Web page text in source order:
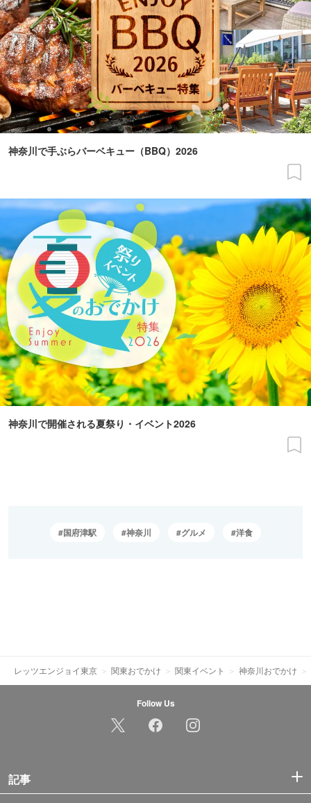
神奈川で手ぶらバーベキュー（BBQ）2026
神奈川で開催される夏祭り・イベント2026
国府津駅 神奈川 グルメ 洋食
レッツエンジョイ東京 関東おでかけ 関東イベント 神奈川おでかけ
Follow Us
記事